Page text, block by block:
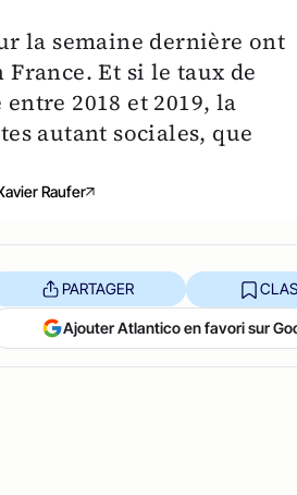
la semaine dernière ont
Et si le taux de
2018 et 2019, la
autant sociales, que
Raufer
PARTAGER
Ajouter Atlantico en favori sur